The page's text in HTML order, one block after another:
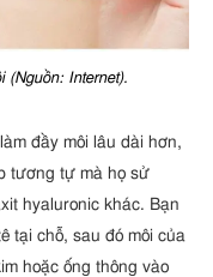
(Nguồn: Internet).
đầy môi lâu dài hơn,
tương tự mà họ sử
hyaluronic khác. Bạn
tại chỗ, sau đó môi của
hoặc ống thông vào